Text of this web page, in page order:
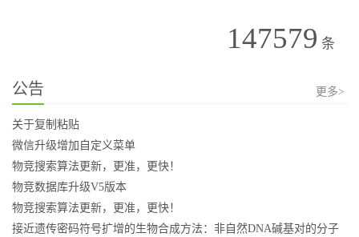
147579 条
公告 更多>
关于复制粘贴
微信升级增加自定义菜单
物竞搜索算法更新，更准，更快！
物竞数据库升级V5版本
物竞搜索算法更新，更准，更快！
接近遗传密码符号扩增的生物合成方法：非自然DNA碱基对的分子